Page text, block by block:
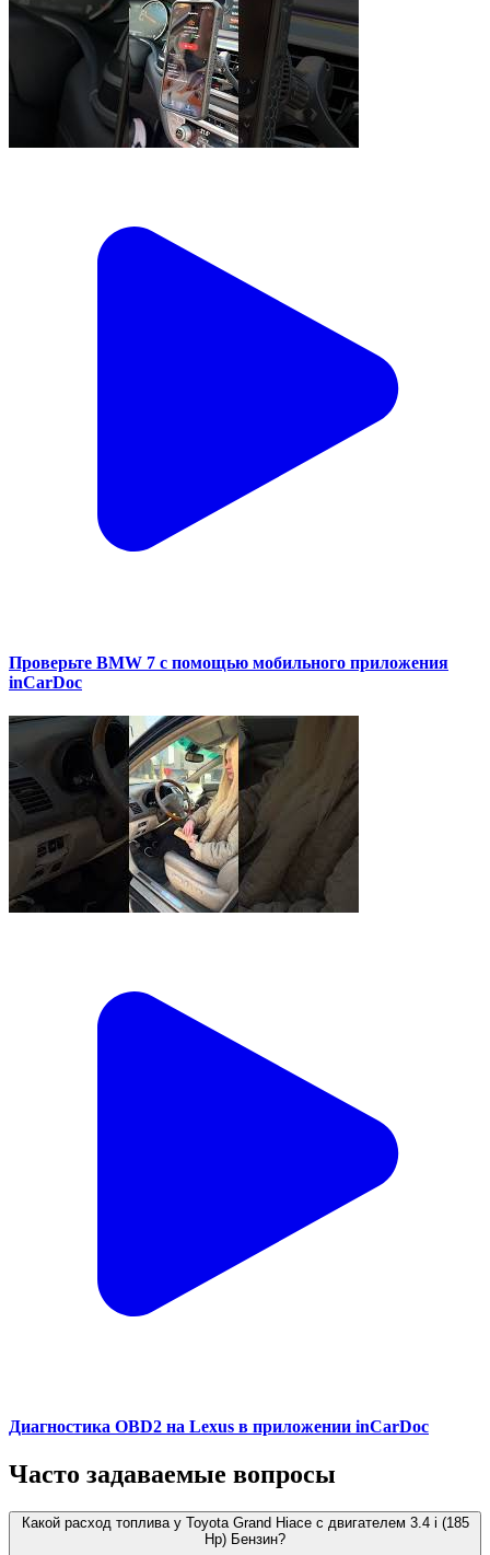
Проверьте BMW 7 с помощью мобильного приложения
inCarDoc
Диагностика OBD2 на Lexus в приложении inCarDoc
Часто задаваемые вопросы
Какой расход топлива у Toyota Grand Hiace с двигателем 3.4 i (185
Hp) Бензин?